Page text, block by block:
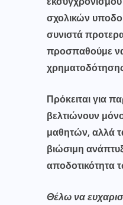
σχολικών
συνιστά
προσπαθούμε
Πρόκειται για
βελτιώνουν
μαθητών, αλλά
βιώσιμη
αποδοτικότητα
Θέλω να